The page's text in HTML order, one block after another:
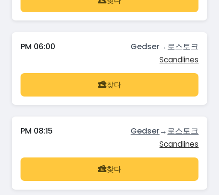
PM 06:00 Gedser→로스토크
Scandlines
찾다
PM 08:15 Gedser→로스토크
Scandlines
찾다